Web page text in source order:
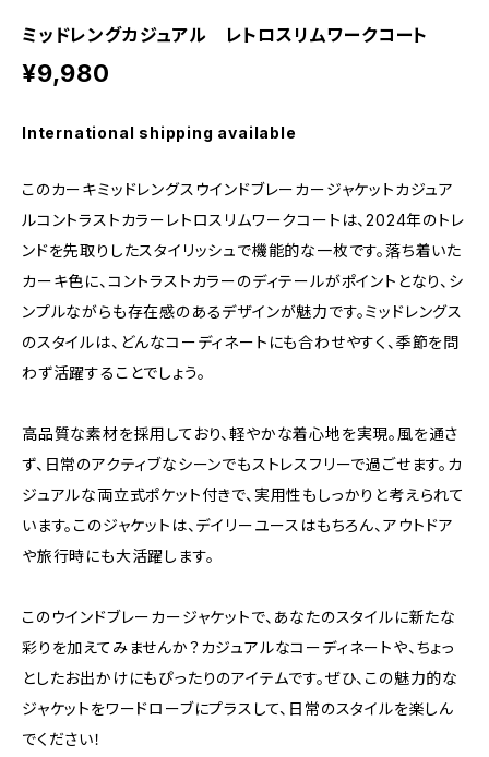
ミッドレングカジュアル レトロスリムワークコート
¥9,980
International shipping available
このカーキミッドレングスウインドブレーカージャケットカジュア
ルコントラストカラーレトロスリムワークコートは、2024年のトレ
ンドを先取りしたスタイリッシュで機能的な一枚です。落ち着いた
カーキ色に、コントラストカラーのディテールがポイントとなり、シ
ンプルながらも存在感のあるデザインが魅力です。ミッドレングス
のスタイルは、どんなコーディネートにも合わせやすく、季節を問
わず活躍することでしょう。
高品質な素材を採用しており、軽やかな着心地を実現。風を通さ
ず、日常のアクティブなシーンでもストレスフリーで過ごせます。カ
ジュアルな両立式ポケット付きで、実用性もしっかりと考えられて
います。このジャケットは、デイリーユースはもちろん、アウトドア
や旅行時にも大活躍します。
このウインドブレーカージャケットで、あなたのスタイルに新たな
彩りを加えてみませんか？カジュアルなコーディネートや、ちょっ
としたお出かけにもぴったりのアイテムです。ぜひ、この魅力的な
ジャケットをワードローブにプラスして、日常のスタイルを楽しん
でください！